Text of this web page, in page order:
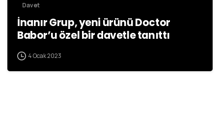
Davet
İnanır Grup, yeni ürünü Doctor
Babor’u özel bir davetle tanıttı
4 Ocak 2023